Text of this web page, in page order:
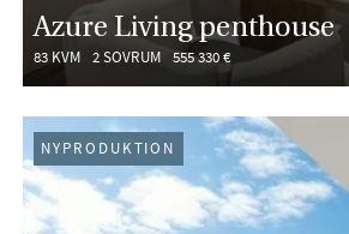
Azure Living penthouse
83 KVM 2 SOVRUM 555 330 €
NYPRODUKTION